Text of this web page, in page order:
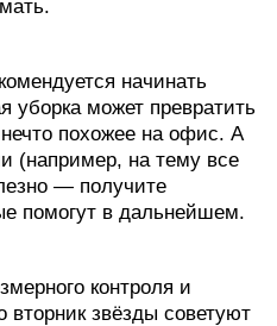
начинать
уборка может превратить
похожее на офис. А
(например, на тему все
— получите
помогут в дальнейшем.
контроля и
вторник звёзды советуют